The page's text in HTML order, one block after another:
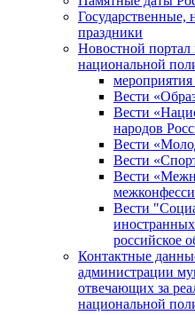
Государственные,
праздники
Новостной портал
национальной
Вести
Вести
народов
Вести
Вести
Вести
Вести
российское
Контактные
администрации
отвечающих за
национальной